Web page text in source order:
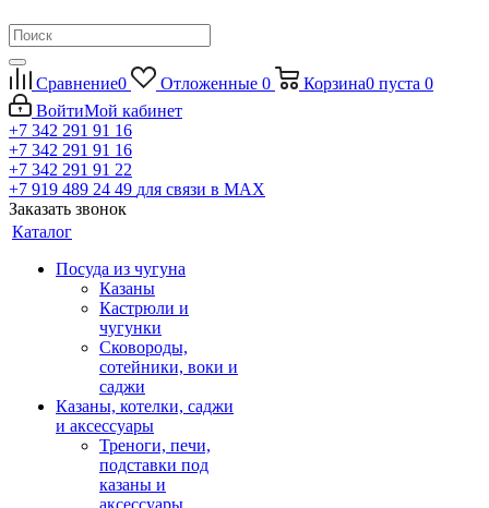
Сравнение0 Отложенные 0 Корзина0 пуста 0
ВойтиМой кабинет
+7 342 291 91 16
+7 342 291 91 16
+7 342 291 91 22
+7 919 489 24 49 для связи в МАХ
Заказать звонок
Каталог
Посуда из чугуна
Казаны
Кастрюли и
чугунки
Сковороды,
сотейники, воки и
саджи
Казаны, котелки, саджи
и аксессуары
Треноги, печи,
подставки под
казаны и
аксессуары